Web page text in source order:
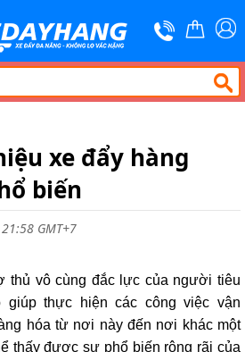
xe đẩy hàng
biến
GMT+7
thủ vô cùng đắc lực của người tiêu
thực hiện các công việc vận
hóa từ nơi này đến nơi khác một
thấy được sự phổ biến rộng rãi của